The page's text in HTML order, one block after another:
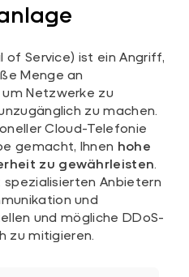
of Service) ist ein Angriff,
Menge an
Netzwerke zu
zu machen.
Cloud-Telefonie
gemacht, Ihnen hohe
zu gewährleisten.
Anbietern
und
und mögliche DDoS-
zu mitigieren.